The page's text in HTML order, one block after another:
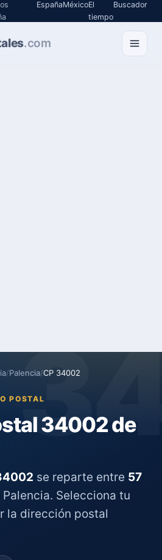
EspañaMéxicoEl
tiempo
Buscador
.com
/Palencia/CP 34002
POSTAL
34002 de
se reparte entre 57
Palencia. Selecciona tu
la dirección postal